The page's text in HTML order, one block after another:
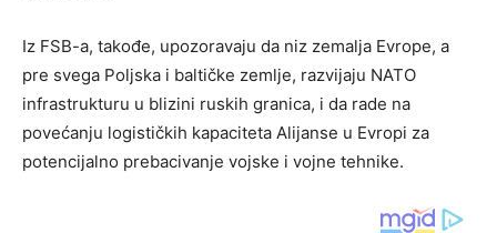
Iz FSB-a, takođe, upozoravaju da niz zemalja Evrope, a
pre svega Poljska i baltičke zemlje, razvijaju NATO
infrastrukturu u blizini ruskih granica, i da rade na
povećanju logističkih kapaciteta Alijanse u Evropi za
potencijalno prebacivanje vojske i vojne tehnike.